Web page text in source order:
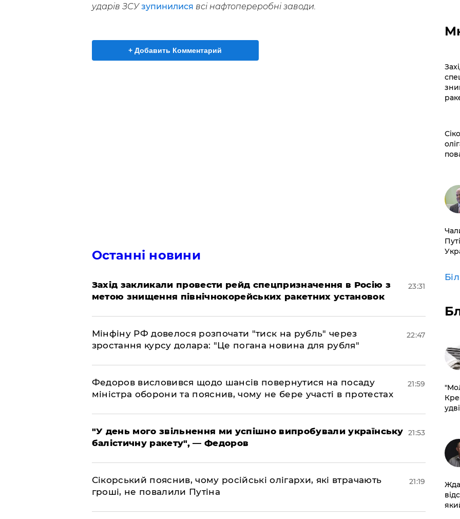
ударів ЗСУзупинилися всі нафтопереробні заводи.
+ Добавить Комментарий
Останні новини
​Захід закликали провести рейд спецпризначення в Росію з
метою знищення північнокорейських ракетних установок
23:31
​Мінфіну РФ довелося розпочати "тиск на рубль" через
зростання курсу долара: "Це погана новина для рубля"
22:47
​Федоров висловився щодо шансів повернутися на посаду
міністра оборони та пояснив, чому не бере участі в протестах
21:59
​"У день мого звільнення ми успішно випробували українську
балістичну ракету", — Федоров
21:53
​Сікорський пояснив, чому російські олігархи, які втрачають
гроші, не повалили Путіна
21:19